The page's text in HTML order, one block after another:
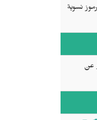
نسوية
عن